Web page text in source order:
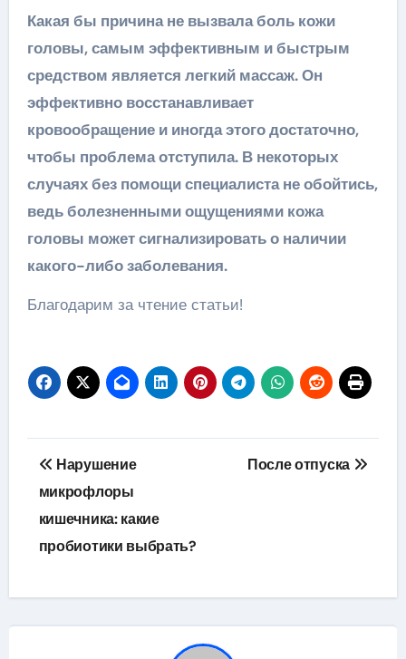
Какая бы причина не вызвала боль кожи
головы, самым эффективным и быстрым
средством является легкий массаж. Он
эффективно восстанавливает
кровообращение и иногда этого достаточно,
чтобы проблема отступила. В некоторых
случаях без помощи специалиста не обойтись,
ведь болезненными ощущениями кожа
головы может сигнализировать о наличии
какого-либо заболевания.
Благодарим за чтение статьи!
Навигация
по
записям
Нарушение
микрофлоры
кишечника: какие
пробиотики выбрать?
После отпуска